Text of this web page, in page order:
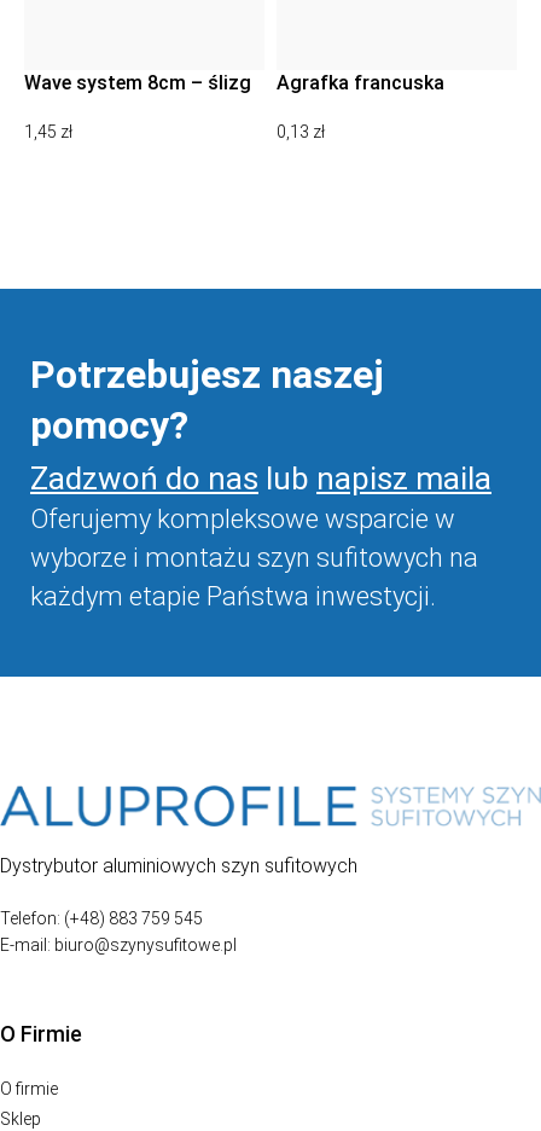
Wave system 8cm – ślizg
1,45 zł
Agrafka francuska
0,13 zł
Potrzebujesz naszej
pomocy?
Zadzwoń do nas lub napisz maila
Oferujemy kompleksowe wsparcie w
wyborze i montażu szyn sufitowych na
każdym etapie Państwa inwestycji.
Dystrybutor aluminiowych szyn sufitowych
Telefon: (+48) 883 759 545
E-mail: biuro@szynysufitowe.pl
O Firmie
O firmie
Sklep